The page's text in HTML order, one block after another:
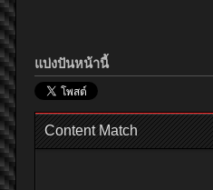
แบ่งปันหน้านี้
Content Match